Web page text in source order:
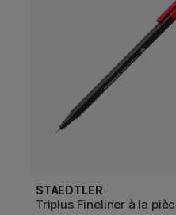
STAEDTLER
Triplus Fineliner à la